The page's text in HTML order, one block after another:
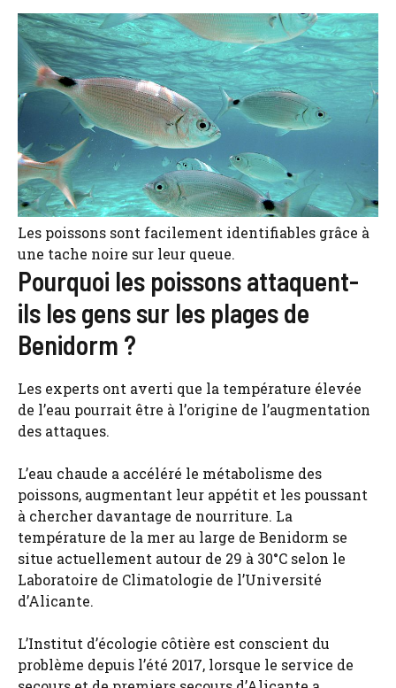
Les poissons sont facilement identifiables grâce à
une tache noire sur leur queue.
Pourquoi les poissons attaquent-
ils les gens sur les plages de
Benidorm ?
Les experts ont averti que la température élevée
de l’eau pourrait être à l’origine de l’augmentation
des attaques.
L’eau chaude a accéléré le métabolisme des
poissons, augmentant leur appétit et les poussant
à chercher davantage de nourriture. La
température de la mer au large de Benidorm se
situe actuellement autour de 29 à 30°C selon le
Laboratoire de Climatologie de l’Université
d’Alicante.
L’Institut d’écologie côtière est conscient du
problème depuis l’été 2017, lorsque le service de